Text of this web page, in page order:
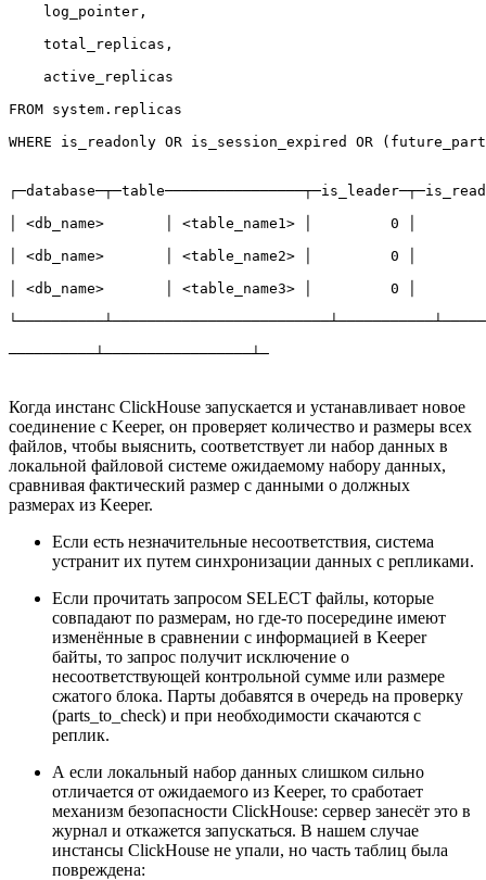
log_pointer,
total_replicas,
active_replicas
FROM system.replicas
WHERE is_readonly OR is_session_expired OR
│ <db_name>       │ <table_name1> │         0 │
│ <db_name>       │ <table_name2> │         0 │
│ <db_name>       │ <table_name3> │         0 │
──────────┴─────────────────┴─
Когда инстанс ClickHouse запускается и устанавливает новое
соединение с Keeper, он проверяет количество и размеры всех
файлов, чтобы выяснить, соответствует ли набор данных в
локальной файловой системе ожидаемому набору данных,
сравнивая фактический размер с данными о должных
размерах из Keeper.
Если есть незначительные несоответствия, система
устранит их путем синхронизации данных с репликами.
Если прочитать запросом SELECT файлы, которые
совпадают по размерам, но где-то посередине имеют
изменённые в сравнении с информацией в Keeper
байты, то запрос получит исключение о
несоответствующей контрольной сумме или размере
сжатого блока. Парты добавятся в очередь на проверку
(parts_to_check) и при необходимости скачаются с
реплик.
А если локальный набор данных слишком сильно
отличается от ожидаемого из Keeper, то сработает
механизм безопасности ClickHouse: cервер занесёт это в
журнал и откажется запускаться. В нашем случае
инстансы ClickHouse не упали, но часть таблиц была
повреждена: